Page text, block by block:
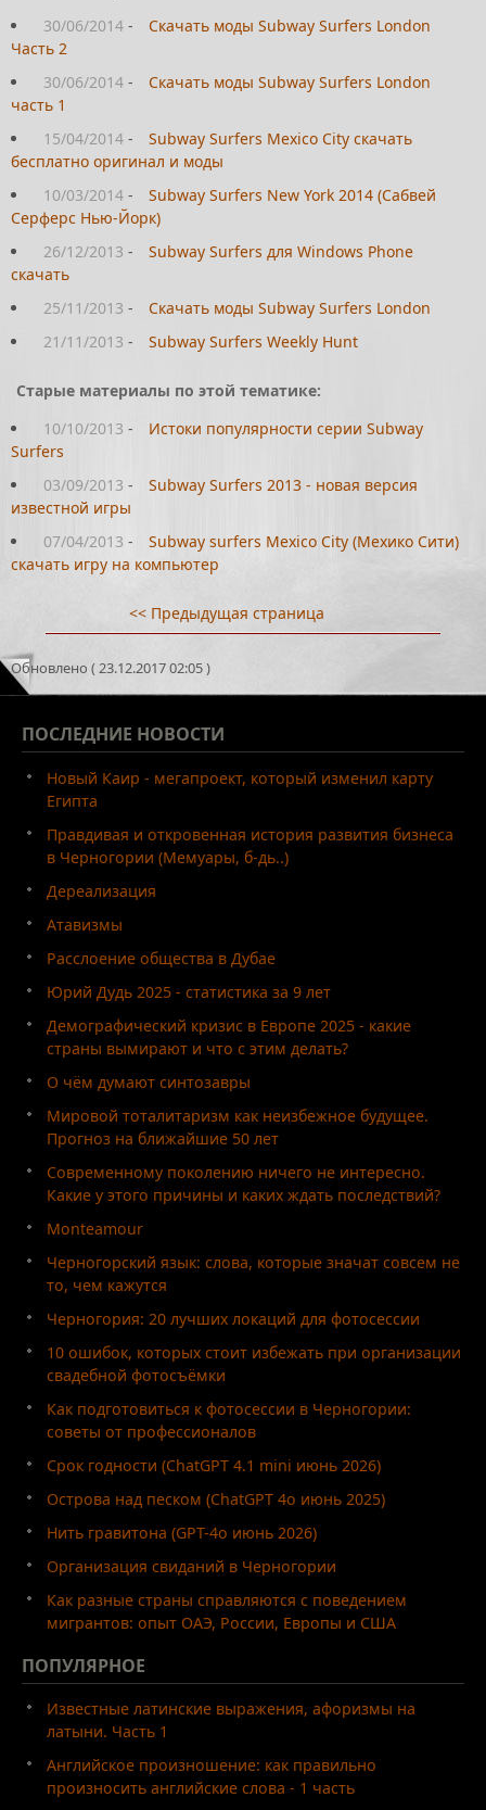
30/06/2014 -
Скачать моды Subway Surfers London
Часть 2
30/06/2014 -
Скачать моды Subway Surfers London
часть 1
15/04/2014 -
Subway Surfers Mexico City скачать
бесплатно оригинал и моды
10/03/2014 -
Subway Surfers New York 2014 (Сабвей
Серферс Нью-Йорк)
26/12/2013 -
Subway Surfers для Windows Phone
скачать
25/11/2013 -
Скачать моды Subway Surfers London
21/11/2013 - Subway Surfers Weekly Hunt
Старые материалы по этой тематике:
10/10/2013 -
Истоки популярности серии Subway
Surfers
03/09/2013 -
Subway Surfers 2013 - новая версия
известной игры
07/04/2013 -
Subway surfers Mexico City (Мехико Сити)
скачать игру на компьютер
<< Предыдущая страница
Обновлено ( 23.12.2017 02:05 )
ПОСЛЕДНИЕ НОВОСТИ
Новый Каир - мегапроект, который изменил карту
Египта
Правдивая и откровенная история развития бизнеса
в Черногории (Мемуары, б-дь..)
Дереализация
Атавизмы
Расслоение общества в Дубае
Юрий Дудь 2025 - статистика за 9 лет
Демографический кризис в Европе 2025 - какие
страны вымирают и что с этим делать?
О чём думают синтозавры
Мировой тоталитаризм как неизбежное будущее.
Прогноз на ближайшие 50 лет
Современному поколению ничего не интересно.
Какие у этого причины и каких ждать последствий?
Monteamour
Черногорский язык: слова, которые значат совсем не
то, чем кажутся
Черногория: 20 лучших локаций для фотосессии
10 ошибок, которых стоит избежать при организации
свадебной фотосъёмки
Как подготовиться к фотосессии в Черногории:
советы от профессионалов
Срок годности (ChatGPT 4.1 mini июнь 2026)
Острова над песком (ChatGPT 4o июнь 2025)
Нить гравитона (GPT-4o июнь 2026)
Организация свиданий в Черногории
Как разные страны справляются с поведением
мигрантов: опыт ОАЭ, России, Европы и США
ПОПУЛЯРНОЕ
Известные латинские выражения, афоризмы на
латыни. Часть 1
Английское произношение: как правильно
произносить английские слова - 1 часть